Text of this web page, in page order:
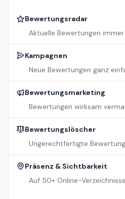
Bewertungsradar
Aktuelle Bewertungen immer
Kampagnen
Neue Bewertungen ganz
Bewertungsmarketing
Bewertungen wirksam
Bewertungslöscher
Ungerechtfertigte
Präsenz & Sichtbarkeit
Auf 50+ Online-